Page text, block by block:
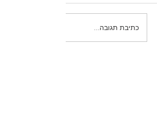
כתיבת תגובה...